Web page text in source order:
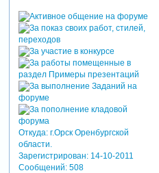
Откуда:г.Орск Оренбургской
области.
Зарегистрирован: 14-10-2011
Сообщений:508